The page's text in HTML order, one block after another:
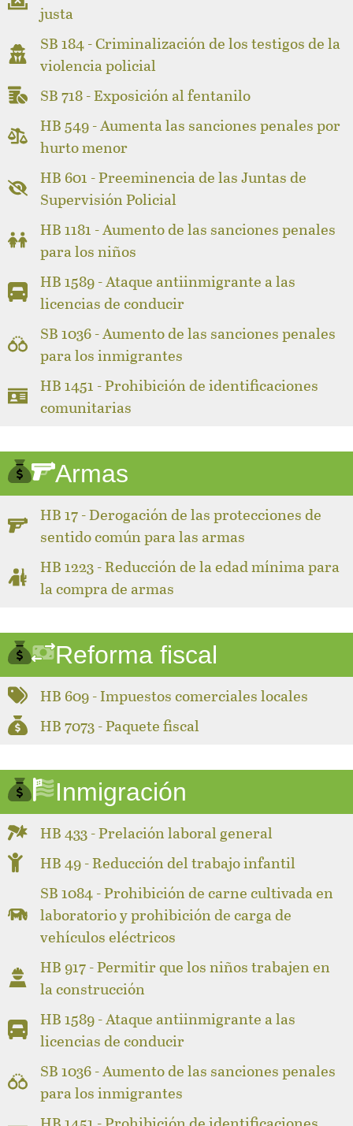
justa
SB 184 - Criminalización de los testigos de la
violencia policial
SB 718 - Exposición al fentanilo
HB 549 - Aumenta las sanciones penales por
hurto menor
HB 601 - Preeminencia de las Juntas de
Supervisión Policial
HB 1181 - Aumento de las sanciones penales
para los niños
HB 1589 - Ataque antiinmigrante a las
licencias de conducir
SB 1036 - Aumento de las sanciones penales
para los inmigrantes
HB 1451 - Prohibición de identificaciones
comunitarias
Armas
HB 17 - Derogación de las protecciones de
sentido común para las armas
HB 1223 - Reducción de la edad mínima para
la compra de armas
Reforma fiscal
HB 609 - Impuestos comerciales locales
HB 7073 - Paquete fiscal
Inmigración
HB 433 - Prelación laboral general
HB 49 - Reducción del trabajo infantil
SB 1084 - Prohibición de carne cultivada en
laboratorio y prohibición de carga de
vehículos eléctricos
HB 917 - Permitir que los niños trabajen en
la construcción
HB 1589 - Ataque antiinmigrante a las
licencias de conducir
SB 1036 - Aumento de las sanciones penales
para los inmigrantes